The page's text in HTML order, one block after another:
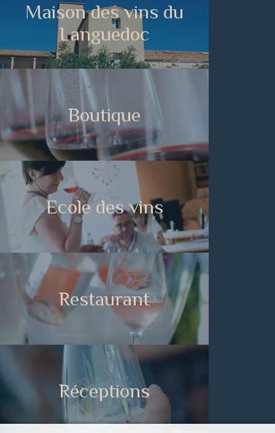
Maison des vins du
Languedoc
Boutique
Ecole des vins
Restaurant
Réceptions